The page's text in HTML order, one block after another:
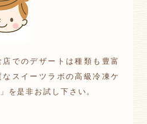
でのデザートは種類も豊富
スイーツラボの高級冷凍ケ
を是非お試し下さい。